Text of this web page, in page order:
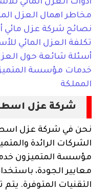
أدوات العزل المائي
مخاطر اهمال العزل
نصائح شركة عزل
تكلفة العزل المائي
أسئلة شائعة حول
خدمات مؤسسة
المملكة
شركة عزل
نحن في شركة عزل
الشركات الرائدة
مؤسسة المتميزون
معايير الجودة،
التقنيات المتوفرة.